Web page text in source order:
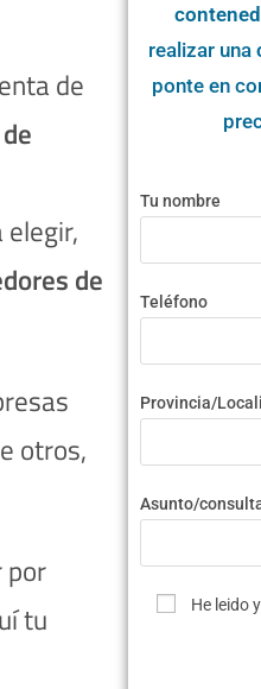
de
elegir,
de
otros,
por
tu
realizar una
ponte en
Tu nombre
Teléfono
Provincia/
Asunto/
He leido